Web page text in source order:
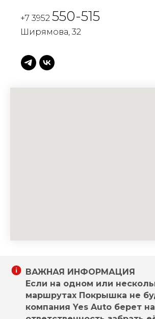
+7 3952 550-515
Ширямова, 32
ВАЖНАЯ ИНФОРМАЦИЯ
Если на одном или
маршрутах Покрышка не
компания Yes Auto берет